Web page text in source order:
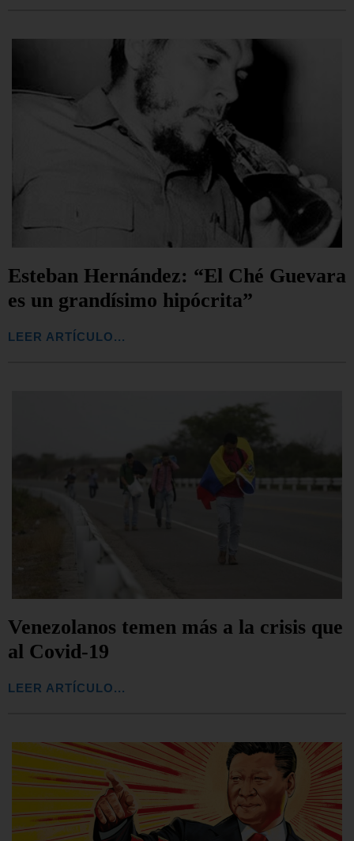
Esteban Hernández: “El Ché Guevara
es un grandísimo hipócrita”
LEER ARTÍCULO...
Venezolanos temen más a la crisis que
al Covid-19
LEER ARTÍCULO...